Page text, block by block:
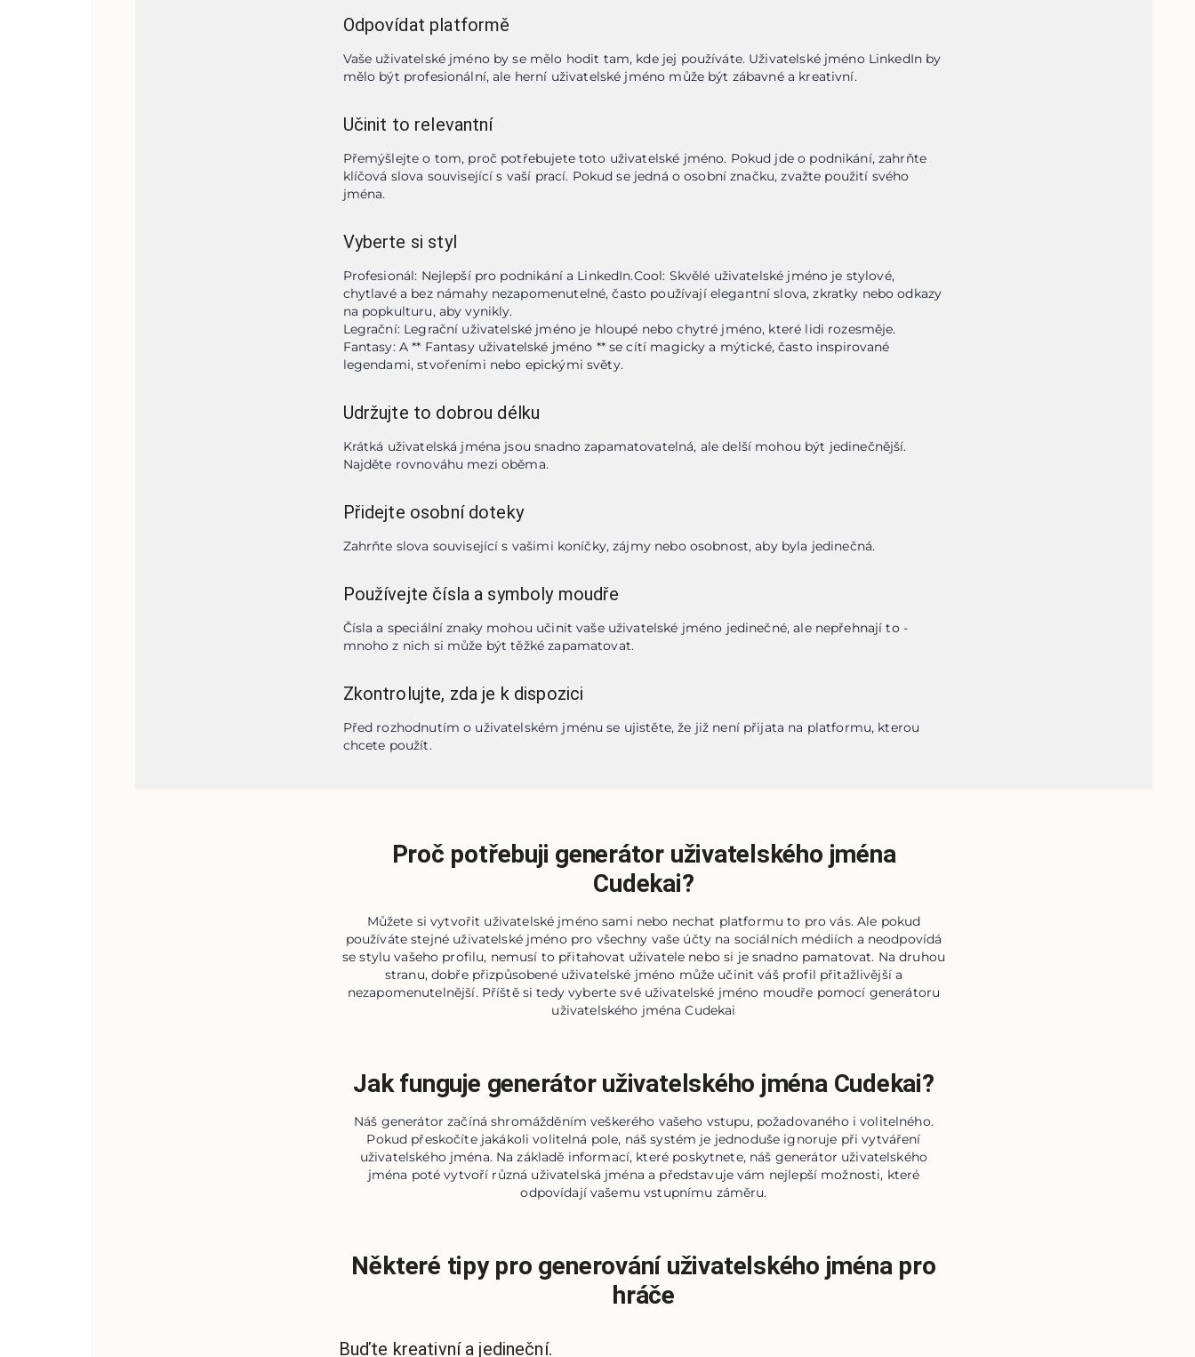
Odpovídat platformě
Vaše uživatelské jméno by se mělo hodit tam, kde jej používáte. Uživatelské jméno LinkedIn by
mělo být profesionální, ale herní uživatelské jméno může být zábavné a kreativní.
Učinit to relevantní
Přemýšlejte o tom, proč potřebujete toto uživatelské jméno. Pokud jde o podnikání, zahrňte
klíčová slova související s vaší prací. Pokud se jedná o osobní značku, zvažte použití svého
jména.
Vyberte si styl
Profesionál: Nejlepší pro podnikání a LinkedIn.Cool: Skvělé uživatelské jméno je stylové,
chytlavé a bez námahy nezapomenutelné, často používají elegantní slova, zkratky nebo odkazy
na popkulturu, aby vynikly.
Legrační: Legrační uživatelské jméno je hloupé nebo chytré jméno, které lidi rozesměje.
Fantasy: A ** Fantasy uživatelské jméno ** se cítí magicky a mýtické, často inspirované
legendami, stvořeními nebo epickými světy.
Udržujte to dobrou délku
Krátká uživatelská jména jsou snadno zapamatovatelná, ale delší mohou být jedinečnější.
Najděte rovnováhu mezi oběma.
Přidejte osobní doteky
Zahrňte slova související s vašimi koníčky, zájmy nebo osobnost, aby byla jedinečná.
Používejte čísla a symboly moudře
Čísla a speciální znaky mohou učinit vaše uživatelské jméno jedinečné, ale nepřehnají to -
mnoho z nich si může být těžké zapamatovat.
Zkontrolujte, zda je k dispozici
Před rozhodnutím o uživatelském jménu se ujistěte, že již není přijata na platformu, kterou
chcete použít.
Proč potřebuji generátor uživatelského jména
Cudekai?
Můžete si vytvořit uživatelské jméno sami nebo nechat platformu to pro vás. Ale pokud
používáte stejné uživatelské jméno pro všechny vaše účty na sociálních médiích a neodpovídá
se stylu vašeho profilu, nemusí to přitahovat uživatele nebo si je snadno pamatovat. Na druhou
stranu, dobře přizpůsobené uživatelské jméno může učinit váš profil přitažlivější a
nezapomenutelnější. Příště si tedy vyberte své uživatelské jméno moudře pomocí generátoru
uživatelského jména Cudekai
Jak funguje generátor uživatelského jména Cudekai?
Náš generátor začíná shromážděním veškerého vašeho vstupu, požadovaného i volitelného.
Pokud přeskočíte jakákoli volitelná pole, náš systém je jednoduše ignoruje při vytváření
uživatelského jména. Na základě informací, které poskytnete, náš generátor uživatelského
jména poté vytvoří různá uživatelská jména a představuje vám nejlepší možnosti, které
odpovídají vašemu vstupnímu záměru.
Některé tipy pro generování uživatelského jména pro
hráče
Buďte kreativní a jedineční.